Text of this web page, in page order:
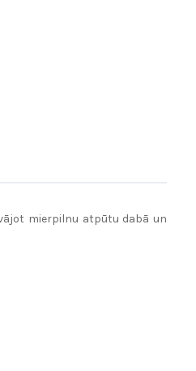
mierpilnu atpūtu dabā un